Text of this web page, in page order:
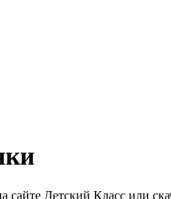
Детский Класс или